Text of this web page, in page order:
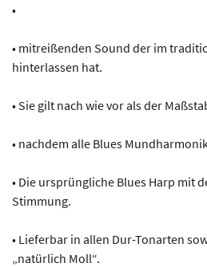
•
• mitreißenden Sound der im
hinterlassen hat.
• Sie gilt nach wie vor als der
• nachdem alle Blues
• Die ursprüngliche Blues Harp mit
Stimmung.
• Lieferbar in allen Dur-Tonarten
„natürlich Moll“.